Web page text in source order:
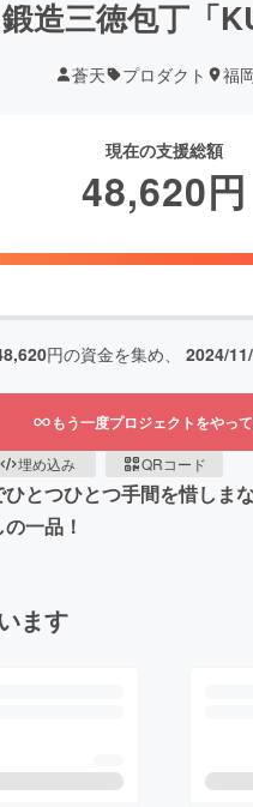
造三徳包丁「
蒼天 プロダクト 福
現在の支援総額
48,620円
円の資金を集め、 2024/
もう一度プロジェクトをやっ
埋め込み QRコード
とつひとつ手間を惜し
一品！
ます